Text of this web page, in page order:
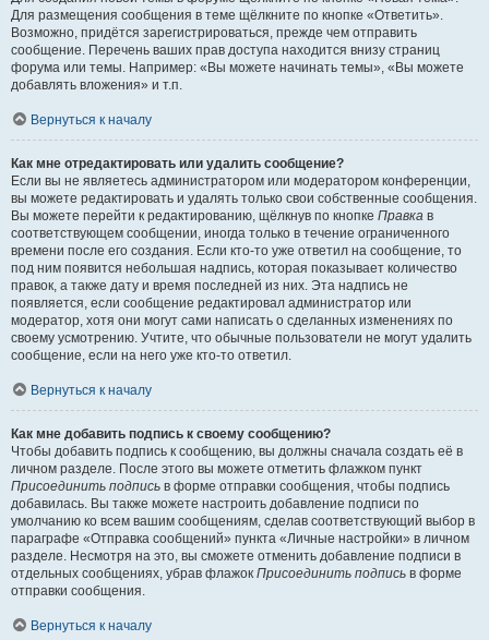
Для размещения сообщения в теме щёлкните по кнопке «Ответить».
Возможно, придётся зарегистрироваться, прежде чем отправить
сообщение. Перечень ваших прав доступа находится внизу страниц
форума или темы. Например: «Вы можете начинать темы», «Вы можете
добавлять вложения» и т.п.
Вернуться к началу
Как мне отредактировать или удалить сообщение?
Если вы не являетесь администратором или модератором конференции,
вы можете редактировать и удалять только свои собственные сообщения.
Вы можете перейти к редактированию, щёлкнув по кнопке Правка в
соответствующем сообщении, иногда только в течение ограниченного
времени после его создания. Если кто-то уже ответил на сообщение, то
под ним появится небольшая надпись, которая показывает количество
правок, а также дату и время последней из них. Эта надпись не
появляется, если сообщение редактировал администратор или
модератор, хотя они могут сами написать о сделанных изменениях по
своему усмотрению. Учтите, что обычные пользователи не могут удалить
сообщение, если на него уже кто-то ответил.
Вернуться к началу
Как мне добавить подпись к своему сообщению?
Чтобы добавить подпись к сообщению, вы должны сначала создать её в
личном разделе. После этого вы можете отметить флажком пункт
Присоединить подпись в форме отправки сообщения, чтобы подпись
добавилась. Вы также можете настроить добавление подписи по
умолчанию ко всем вашим сообщениям, сделав соответствующий выбор в
параграфе «Отправка сообщений» пункта «Личные настройки» в личном
разделе. Несмотря на это, вы сможете отменить добавление подписи в
отдельных сообщениях, убрав флажок Присоединить подпись в форме
отправки сообщения.
Вернуться к началу